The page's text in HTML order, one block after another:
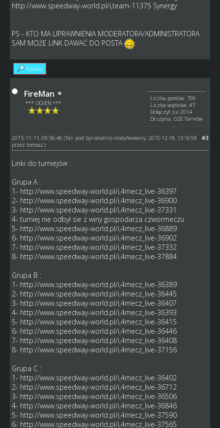
http://www.speedway-world.pl/i,team-11375 Synergy
PS - KTO MA UPRAWNIENIA MODERATORA/ADMINISTRATORA
SAM MOŻE LINK DAWAĆ DO POSTA
Szukaj
FireMan
*** OGIEŃ ***
Liczba postów: 706
Liczba wątków: 47
Dołączył: Jul 2014
Drużyna: GSE Tarnów
#3
2015-11-11, 09:56:46 (Ten post był ostatnio modyfikowany: 2015-12-18, 13:16:58
przez tomasz .)
Linki do turniejów :
Grupa A :
1- http://www.speedway-world.pl/i,4mecz_live-36397
2- http://www.speedway-world.pl/i,4mecz_live-36900
3- http://www.speedway-world.pl/i,4mecz_live-37331
4- turniej nie odbył sie z winy gospodarza czwormeczu
5- http://www.speedway-world.pl/i,4mecz_live-36889
6- http://www.speedway-world.pl/i,4mecz_live-36902
7- http://www.speedway-world.pl/i,4mecz_live-37332
8- http://www.speedway-world.pl/i,4mecz_live-37884
Grupa B :
1- http://www.speedway-world.pl/i,4mecz_live-36389
2- http://www.speedway-world.pl/i,4mecz_live-36445
3- http://www.speedway-world.pl/i,4mecz_live-36407
4- http://www.speedway-world.pl/i,4mecz_live-36393
5- http://www.speedway-world.pl/i,4mecz_live-36415
6- http://www.speedway-world.pl/i,4mecz_live-36446
7- http://www.speedway-world.pl/i,4mecz_live-36408
8- http://www.speedway-world.pl/i,4mecz_live-37156
Grupa C :
1- http://www.speedway-world.pl/i,4mecz_live-36402
2- http://www.speedway-world.pl/i,4mecz_live-36712
3- http://www.speedway-world.pl/i,4mecz_live-36506
4- http://www.speedway-world.pl/i,4mecz_live-36846
5- http://www.speedway-world.pl/i,4mecz_live-37590
6- http://www.speedway-world.pl/i,4mecz_live-37565